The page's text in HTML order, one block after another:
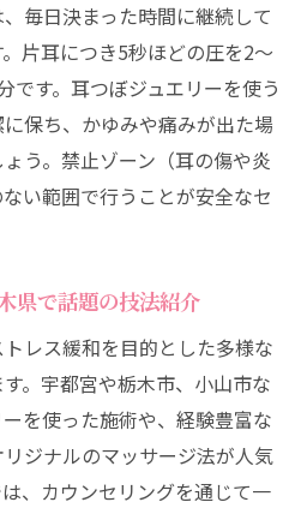
毎日決まった時間に継続して
片耳につき5秒ほどの圧を2～
です。耳つぼジュエリーを使う
保ち、かゆみや痛みが出た場
う。禁止ゾーン（耳の傷や炎
い範囲で行うことが安全なセ
県で話題の技法紹介
レス緩和を目的とした多様な
。宇都宮や栃木市、小山市な
を使った施術や、経験豊富な
ジナルのマッサージ法が人気
、カウンセリングを通じて一